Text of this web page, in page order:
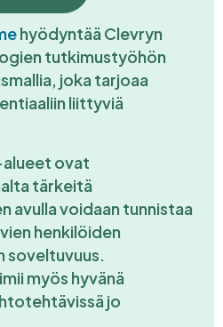
hyödyntää Clevryn
tutkimustyöhön
joka tarjoaa
liittyviä
alueet ovat
tärkeitä
avulla voidaan tunnistaa
henkilöiden
soveltuvuus.
myös hyvänä
jo